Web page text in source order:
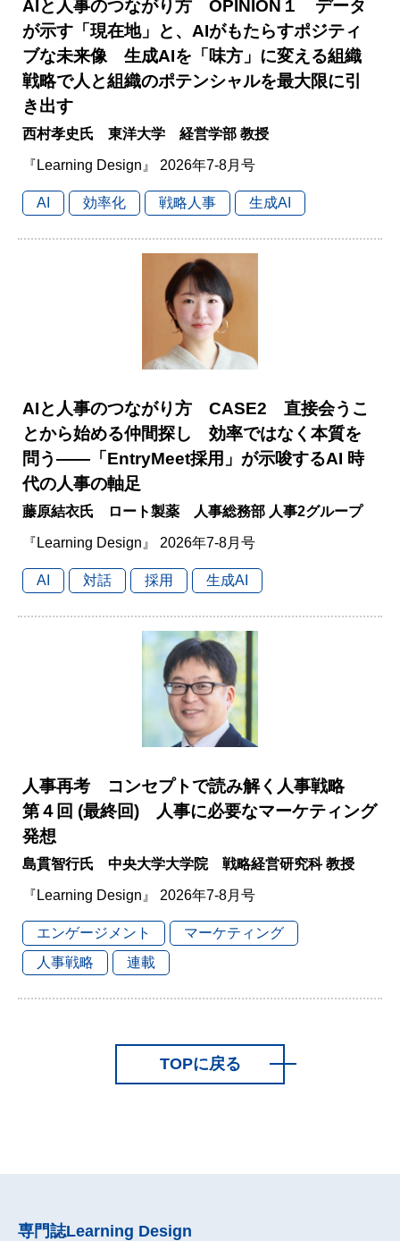
AIと人事のつながり方 OPINION１ データ
が示す「現在地」と、AIがもたらすポジティ
ブな未来像 生成AIを「味方」に変える組織
戦略で人と組織のポテンシャルを最大限に引
き出す
西村孝史氏 東洋大学 経営学部 教授
『Learning Design』 2026年7-8月号
AI 効率化 戦略人事 生成AI
AIと人事のつながり方 CASE2 直接会うこ
とから始める仲間探し 効率ではなく本質を
問う――「EntryMeet採用」が示唆するAI 時
代の人事の軸足
藤原結衣氏 ロート製薬 人事総務部 人事2グループ
『Learning Design』 2026年7-8月号
AI 対話 採用 生成AI
人事再考 コンセプトで読み解く人事戦略
第４回 (最終回) 人事に必要なマーケティング
発想
島貫智行氏 中央大学大学院 戦略経営研究科 教授
『Learning Design』 2026年7-8月号
エンゲージメント
マーケティング
人事戦略
連載
TOPに戻る
専門誌Learning Design